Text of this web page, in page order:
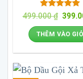
Được xếp
hạng
sao
499.000₫ Giá
là:
THÊM VÀO GIỎ